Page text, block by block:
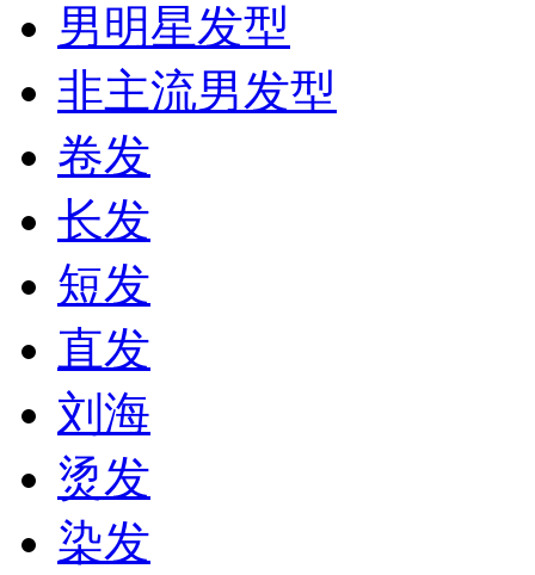
男明星发型
非主流男发型
卷发
长发
短发
直发
刘海
烫发
染发